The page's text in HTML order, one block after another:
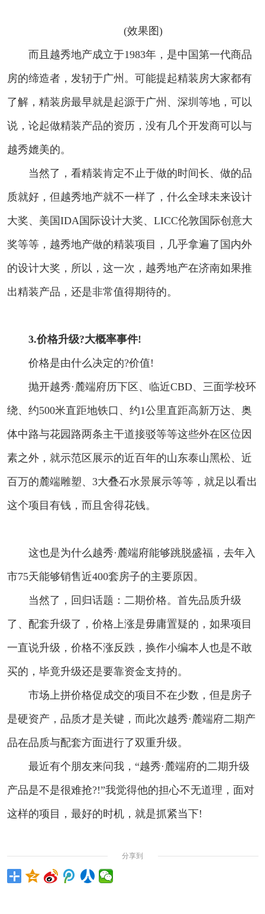
(效果图)
而且越秀地产成立于1983年，是中国第一代商品
房的缔造者，发轫于广州。可能提起精装房大家都有
了解，精装房最早就是起源于广州、深圳等地，可以
说，论起做精装产品的资历，没有几个开发商可以与
越秀媲美的。
当然了，看精装肯定不止于做的时间长、做的品
质就好，但越秀地产就不一样了，什么全球未来设计
大奖、美国IDA国际设计大奖、LICC伦敦国际创意大
奖等等，越秀地产做的精装项目，几乎拿遍了国内外
的设计大奖，所以，这一次，越秀地产在济南如果推
出精装产品，还是非常值得期待的。
3.价格升级?大概率事件!
价格是由什么决定的?价值!
抛开越秀·麓端府历下区、临近CBD、三面学校环
绕、约500米直距地铁口、约1公里直距高新万达、奥
体中路与花园路两条主干道接驳等等这些外在区位因
素之外，就示范区展示的近百年的山东泰山黑松、近
百万的麓端雕塑、3大叠石水景展示等等，就足以看出
这个项目有钱，而且舍得花钱。
这也是为什么越秀·麓端府能够跳脱盛福，去年入
市75天能够销售近400套房子的主要原因。
当然了，回归话题：二期价格。首先品质升级
了、配套升级了，价格上涨是毋庸置疑的，如果项目
一直说升级，价格不涨反跌，换作小编本人也是不敢
买的，毕竟升级还是要靠资金支持的。
市场上拼价格促成交的项目不在少数，但是房子
是硬资产，品质才是关键，而此次越秀·麓端府二期产
品在品质与配套方面进行了双重升级。
最近有个朋友来问我，“越秀·麓端府的二期升级
产品是不是很难抢?!”我觉得他的担心不无道理，面对
这样的项目，最好的时机，就是抓紧当下!
分享到